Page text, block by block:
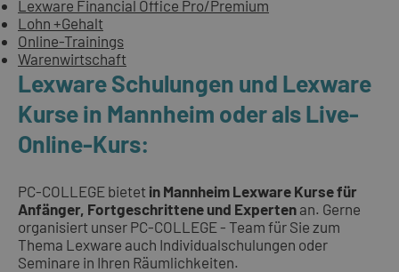
Lexware Financial Office Pro/Premium
Lohn +Gehalt
Online-Trainings
Warenwirtschaft
Lexware Schulungen und Lexware
Kurse in Mannheim oder als Live-
Online-Kurs:
PC-COLLEGE bietet in Mannheim Lexware Kurse für
Anfänger, Fortgeschrittene und Experten an. Gerne
organisiert unser PC-COLLEGE - Team für Sie zum
Thema Lexware auch Individualschulungen oder
Seminare in Ihren Räumlichkeiten.